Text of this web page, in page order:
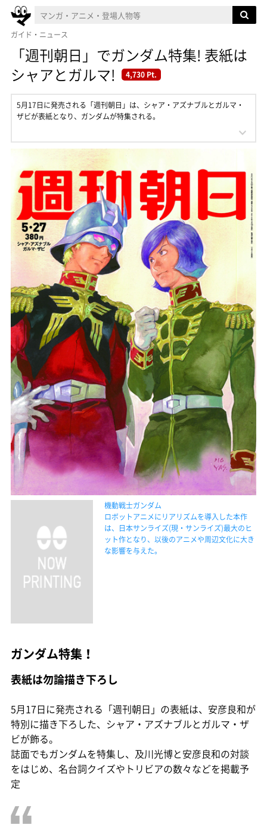
ガイド・ニュース
「週刊朝日」でガンダム特集! 表紙は
シャアとガルマ!
4,730 Pt.
5月17日に発売される「週刊朝日」は、シャア・アズナブルとガルマ・
ザビが表紙となり、ガンダムが特集される。
機動戦士ガンダム
ロボットアニメにリアリズムを導入した本作
は、日本サンライズ(現・サンライズ)最大のヒ
ット作となり、以後のアニメや周辺文化に大き
な影響を与えた。
ガンダム特集！
表紙は勿論描き下ろし
5月17日に発売される「週刊朝日」の表紙は、安彦良和が
特別に描き下ろした、シャア・アズナブルとガルマ・ザ
ビが飾る。
誌面でもガンダムを特集し、及川光博と安彦良和の対談
をはじめ、名台詞クイズやトリビアの数々などを掲載予
定